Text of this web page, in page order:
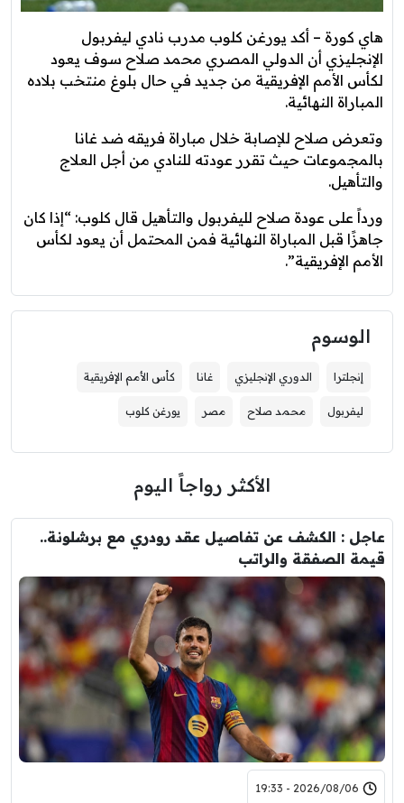
هاي كورة – أكد يورغن كلوب مدرب نادي ليفربول
الإنجليزي أن الدولي المصري محمد صلاح سوف يعود
لكأس الأمم الإفريقية من جديد في حال بلوغ منتخب بلاده
المباراة النهائية.
وتعرض صلاح للإصابة خلال مباراة فريقه ضد غانا
بالمجموعات حيث تقرر عودته للنادي من أجل العلاج
والتأهيل.
ورداً على عودة صلاح لليفربول والتأهيل قال كلوب: “إذا كان
جاهزًا قبل المباراة النهائية فمن المحتمل أن يعود لكأس
الأمم الإفريقية”.
الوسوم
إنجلترا الدوري الإنجليزي غانا كأس الأمم الإفريقية
ليفربول محمد صلاح مصر يورغن كلوب
الأكثر رواجاً اليوم
عاجل : الكشف عن تفاصيل عقد رودري مع برشلونة..
قيمة الصفقة والراتب
2026/08/06 - 19:33